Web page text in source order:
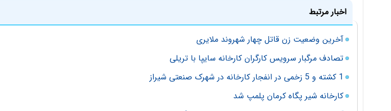
اخبار مرتبط
آخرین وضعیت زن قاتل چهار شهروند ملایری
تصادف مرگبار سرویس کارگران کارخانه سایپا با تریلی
1 کشته و 5 زخمی در انفجار کارخانه در شهرک صنعتی شیراز
کارخانه شیر پگاه کرمان پلمپ شد